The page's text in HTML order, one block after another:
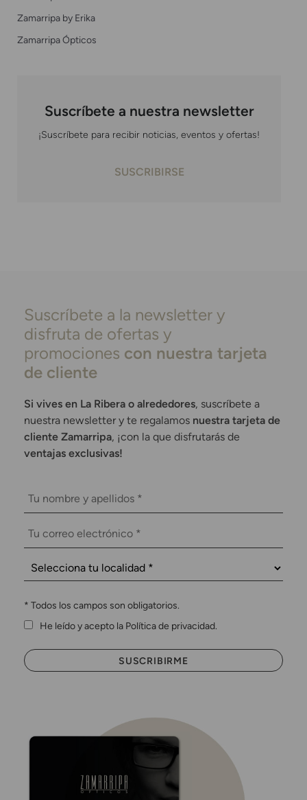
Zamarripa by Erika
Zamarripa Ópticos
Suscríbete a nuestra newsletter
¡Suscríbete para recibir noticias, eventos y ofertas!
SUSCRIBIRSE
Suscríbete a la newsletter y
disfruta de ofertas y
promociones con nuestra tarjeta
de cliente
Si vives en La Ribera o alrededores, suscríbete a
nuestra newsletter y te regalamos nuestra tarjeta de
cliente Zamarripa, ¡con la que disfrutarás de
ventajas exclusivas!
* Todos los campos son obligatorios.
He leído y acepto la Política de privacidad.